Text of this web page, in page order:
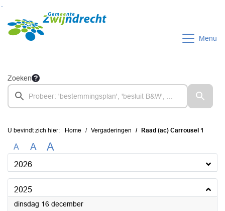
Ga naar de inhoud van deze pagina
Ga naar het zoeken
Ga naar het menu
Menu
Zoeken
U bevindt zich hier: Home Vergaderingen Raad (ac) Carrousel 1
A A A
2026
2025
dinsdag 16 december2025